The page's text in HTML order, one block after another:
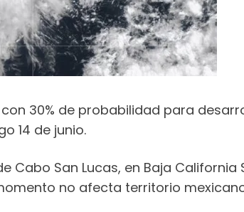
30% de probabilidad para
14 de junio.
San Lucas, en Baja California
no afecta territorio